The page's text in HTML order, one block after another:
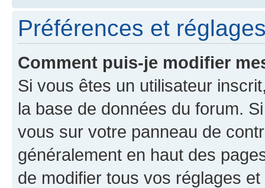
Préférences et
Comment puis-je modifier
Si vous êtes un utilisateur
la base de données du forum.
vous sur votre panneau de
généralement en haut des
de modifier tous vos réglages